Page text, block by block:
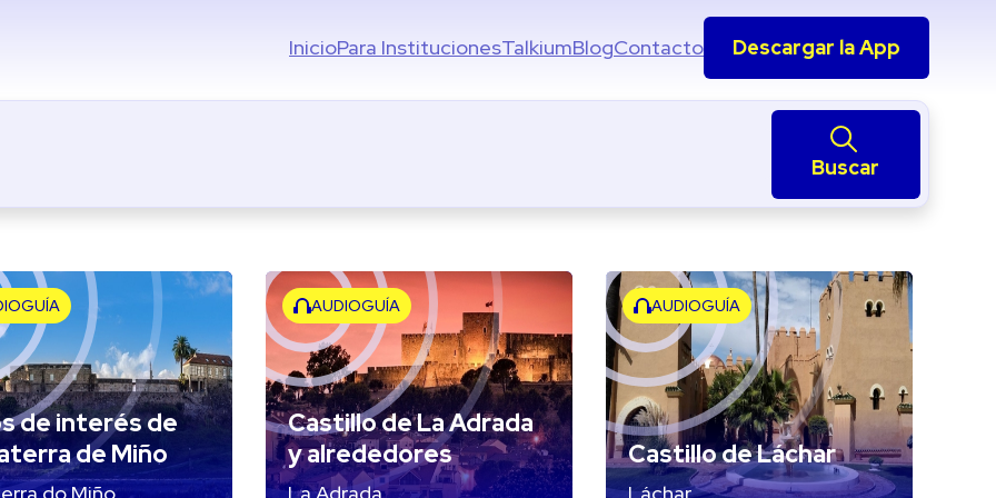
InicioPara InstitucionesTalkiumBlogContacto Descargar la App
Buscar
de interés de
de Miño
AUDIOGUÍA
Castillo de La Adrada
y alrededores
AUDIOGUÍA
Castillo de Láchar